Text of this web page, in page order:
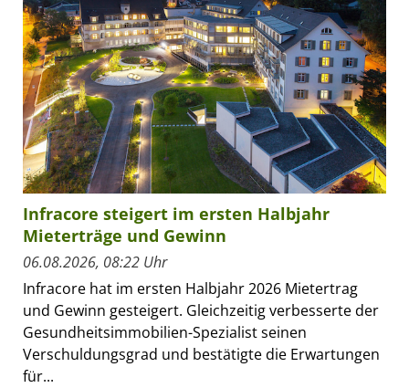
Infracore steigert im ersten Halbjahr
Mieterträge und Gewinn
06.08.2026, 08:22 Uhr
Infracore hat im ersten Halbjahr 2026 Mietertrag
und Gewinn gesteigert. Gleichzeitig verbesserte der
Gesundheitsimmobilien-Spezialist seinen
Verschuldungsgrad und bestätigte die Erwartungen
für...